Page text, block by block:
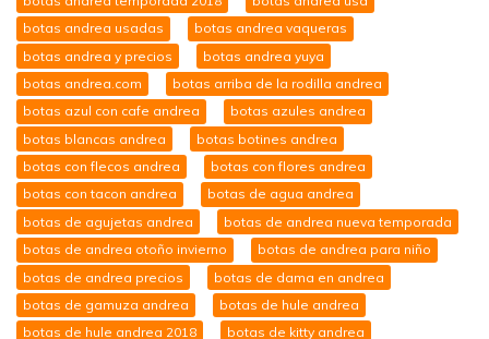
botas andrea usadas
botas andrea vaqueras
botas andrea y precios
botas andrea yuya
botas andrea.com
botas arriba de la rodilla andrea
botas azul con cafe andrea
botas azules andrea
botas blancas andrea
botas botines andrea
botas con flecos andrea
botas con flores andrea
botas con tacon andrea
botas de agua andrea
botas de agujetas andrea
botas de andrea nueva temporada
botas de andrea otoño invierno
botas de andrea para niño
botas de andrea precios
botas de dama en andrea
botas de gamuza andrea
botas de hule andrea
botas de hule andrea 2018
botas de kitty andrea